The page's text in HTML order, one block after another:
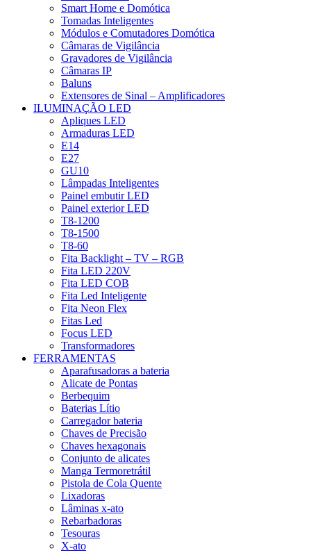
Smart Home e Domótica
Tomadas Inteligentes
Módulos e Comutadores Domótica
Câmaras de Vigilância
Gravadores de Vigilância
Câmaras IP
Baluns
Extensores de Sinal – Amplificadores
ILUMINAÇÃO LED
Apliques LED
Armaduras LED
E14
E27
GU10
Lâmpadas Inteligentes
Painel embutir LED
Painel exterior LED
T8-1200
T8-1500
T8-60
Fita Backlight – TV – RGB
Fita LED 220V
Fita LED COB
Fita Led Inteligente
Fita Neon Flex
Fitas Led
Focus LED
Transformadores
FERRAMENTAS
Aparafusadoras a bateria
Alicate de Pontas
Berbequim
Baterias Lítio
Carregador bateria
Chaves de Precisão
Chaves hexagonais
Conjunto de alicates
Manga Termoretrátil
Pistola de Cola Quente
Lixadoras
Lâminas x-ato
Rebarbadoras
Tesouras
X-ato